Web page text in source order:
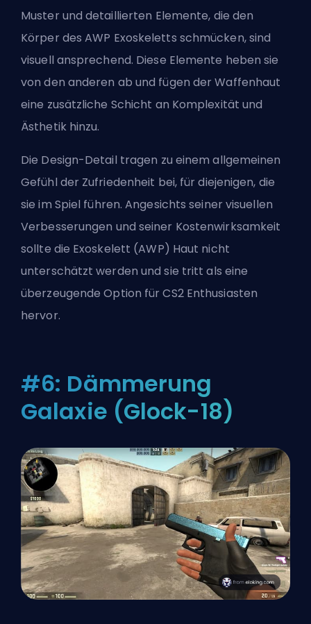
Muster und detaillierten Elemente, die den
Körper des AWP Exoskeletts schmücken, sind
visuell ansprechend. Diese Elemente heben sie
von den anderen ab und fügen der Waffenhaut
eine zusätzliche Schicht an Komplexität und
Ästhetik hinzu.
Die Design-Detail tragen zu einem allgemeinen
Gefühl der Zufriedenheit bei, für diejenigen, die
sie im Spiel führen. Angesichts seiner visuellen
Verbesserungen und seiner Kostenwirksamkeit
sollte die Exoskelett (AWP) Haut nicht
unterschätzt werden und sie tritt als eine
überzeugende Option für CS2 Enthusiasten
hervor.
#6: Dämmerung
Galaxie (Glock-18)